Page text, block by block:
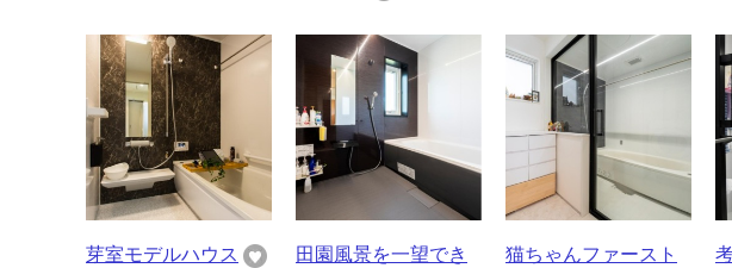
芽室モデルハウス
田園風景を一望でき
猫ちゃんファースト